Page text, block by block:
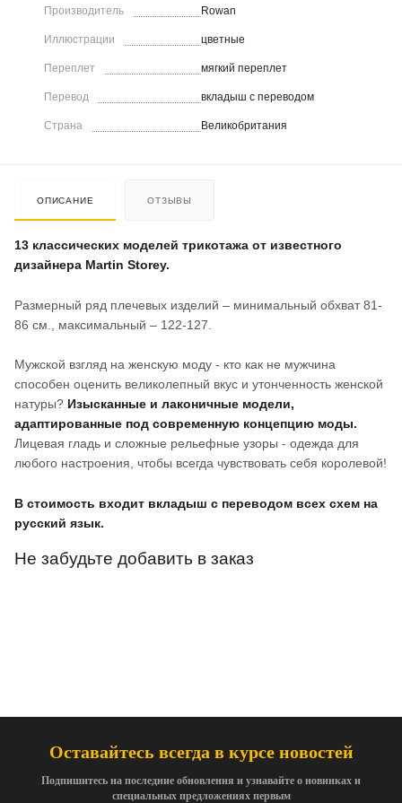
Производитель Rowan
Иллюстрации цветные
Переплет мягкий переплет
Перевод вкладыш с переводом
Страна Великобритания
ОПИСАНИЕ ОТЗЫВЫ
13 классических моделей трикотажа от известного
дизайнера Martin Storey.
Размерный ряд плечевых изделий – минимальный обхват 81-
86 см., максимальный – 122-127.
Мужской взгляд на женскую моду - кто как не мужчина
способен оценить великолепный вкус и утонченность женской
натуры? Изысканные и лаконичные модели,
адаптированные под современную концепцию моды.
Лицевая гладь и сложные рельефные узоры - одежда для
любого настроения, чтобы всегда чувствовать себя королевой!
В стоимость входит вкладыш с переводом всех схем на
русский язык.
Не забудьте добавить в заказ
Оставайтесь всегда в курсе новостей
Подпишитесь на последние обновления и узнавайте о новинках и
специальных предложениях первым